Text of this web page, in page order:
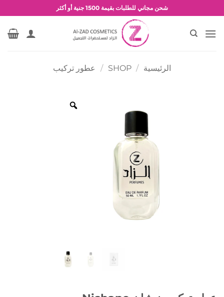
للمحتوى
شحن مجاني للطلبات بقيمة 1500 جنية أو أكثر
عروض وخصومات حصرية
الرئيسية /
SHOP
/ عطور تركيب